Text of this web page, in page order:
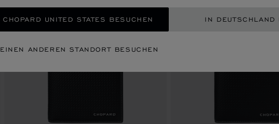
CHOPARD UNITED STATES BESUCHEN IN DEUTSCHLAND
EINEN ANDEREN STANDORT BESUCHEN